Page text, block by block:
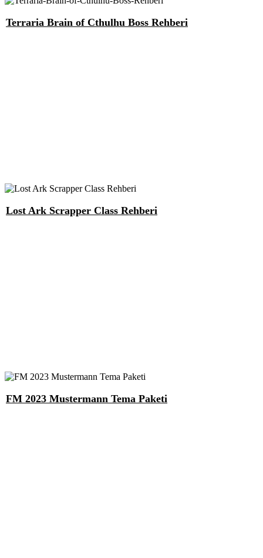
Terraria Brain of Cthulhu Boss Rehberi
Lost Ark Scrapper Class Rehberi
FM 2023 Mustermann Tema Paketi